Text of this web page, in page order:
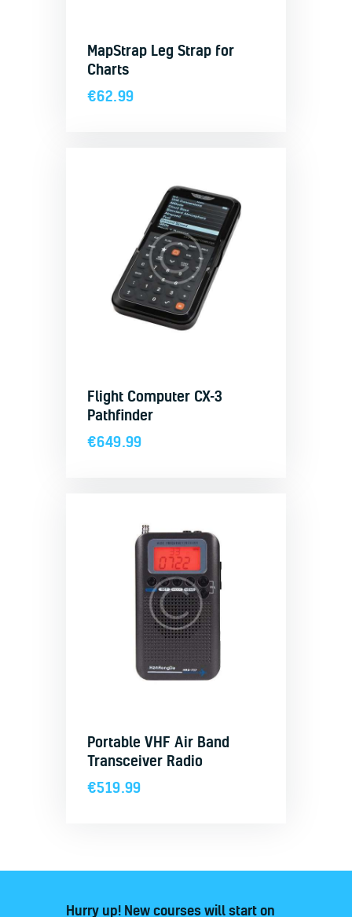
MapStrap Leg Strap for
Charts
€62.99
Flight Computer CX-3
Pathfinder
€649.99
Portable VHF Air Band
Transceiver Radio
€519.99
Hurry up! New courses will start on